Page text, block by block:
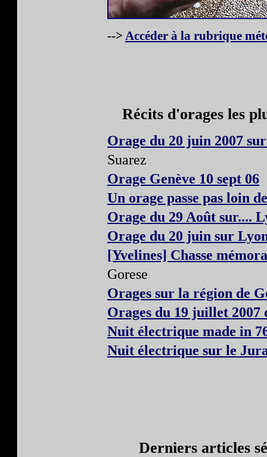
--> Accéder à la rubrique
Récits d'orages les
Orage du 20 juin 2007
Suarez
Orage Genève 10 sept 06
Un orage passe pas loin
Orage du 29 Août sur....
Orage du 20 juin sur
[Yvelines] Chasse
Gorese
Orages sur la région de
Orages du 19 juillet 2007
Nuit électrique made in
Nuit électrique sur le
Derniers articles